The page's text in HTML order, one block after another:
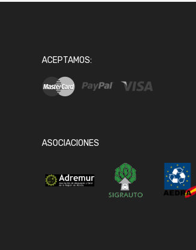
ACEPTAMOS:
ASOCIACIONES